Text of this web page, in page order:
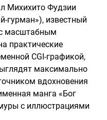
Михихито Фудзии
гурман»), известный
масштабным
практические
CGI-графикой,
максимально
вдохновения
манга «Бог
с иллюстрациями